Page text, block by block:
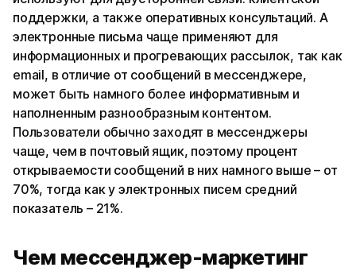
поддержки, а также оперативных консультаций. А
электронные письма чаще применяют для
информационных и прогревающих рассылок, так как
email, в отличие от сообщений в мессенджере,
может быть намного более информативным и
наполненным разнообразным контентом.
Пользователи обычно заходят в мессенджеры
чаще, чем в почтовый ящик, поэтому процент
открываемости сообщений в них намного выше – от
70%, тогда как у электронных писем средний
показатель – 21%.
Чем мессенджер-маркетинг